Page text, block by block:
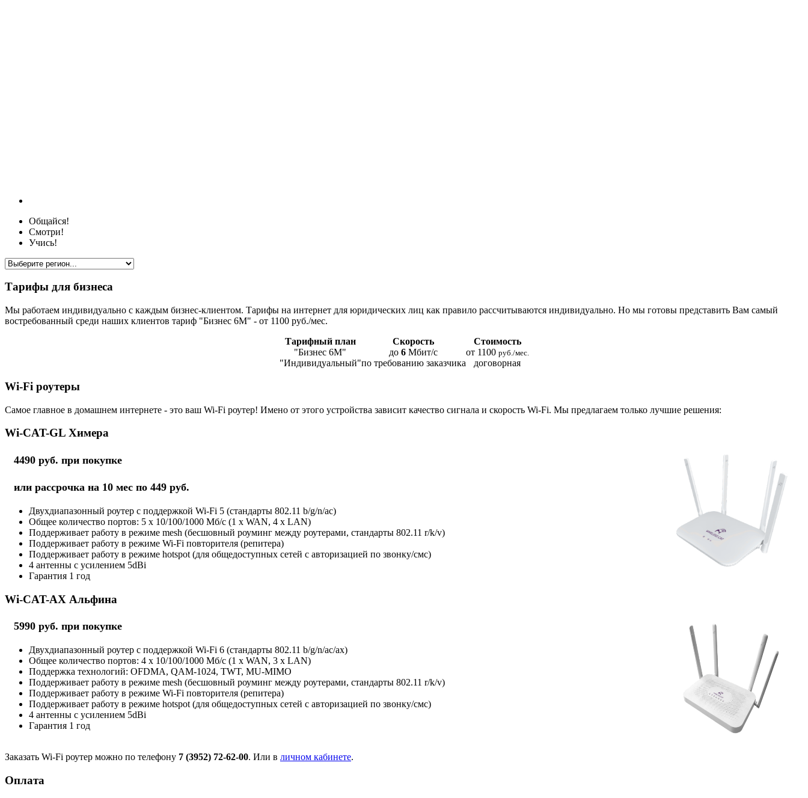
Общайся!
Смотри!
Учись!
Тарифы для бизнеса
Мы работаем индивидуально с каждым бизнес-клиентом. Тарифы на интернет для юридических лиц как правило рассчитываются индивидуально. Но мы готовы представить Вам самый
востребованный среди наших клиентов тариф "Бизнес 6М" - от 1100 руб./мес.
Тарифный план
Скорость
Стоимость
"Бизнес 6М"
до 6 Мбит/с от 1100 руб./мес.
"Индивидуальный"по требованию заказчика договорная
Wi-Fi роутеры
Самое главное в домашнем интернете - это ваш Wi-Fi роутер! Имено от этого устройства зависит качество сигнала и скорость Wi-Fi. Мы предлагаем только лучшие решения:
Wi-CAT-GL Химера
4490 руб. при покупке
или рассрочка на 10 мес по 449 руб.
Двухдиапазонный роутер с поддержкой Wi-Fi 5 (стандарты 802.11 b/g/n/ac)
Общее количество портов: 5 х 10/100/1000 Мб/с (1 x WAN, 4 x LAN)
Поддерживает работу в режиме mesh (бесшовный роуминг между роутерами, стандарты 802.11 r/k/v)
Поддерживает работу в режиме Wi-Fi повторителя (репитера)
Поддерживает работу в режиме hotspot (для общедоступных сетей с авторизацией по звонку/смс)
4 антенны с усилением 5dBi
Гарантия 1 год
Wi-CAT-AX Альфина
5990 руб. при покупке
Двухдиапазонный роутер с поддержкой Wi-Fi 6 (стандарты 802.11 b/g/n/ac/ax)
Общее количество портов: 4 х 10/100/1000 Мб/с (1 x WAN, 3 x LAN)
Поддержка технологий: OFDMA, QAM-1024, TWT, MU-MIMO
Поддерживает работу в режиме mesh (бесшовный роуминг между роутерами, стандарты 802.11 r/k/v)
Поддерживает работу в режиме Wi-Fi повторителя (репитера)
Поддерживает работу в режиме hotspot (для общедоступных сетей с авторизацией по звонку/смс)
4 антенны с усилением 5dBi
Гарантия 1 год
Заказать Wi-Fi роутер можно по телефону 7 (3952) 72-62-00. Или в личном кабинете.
Оплата